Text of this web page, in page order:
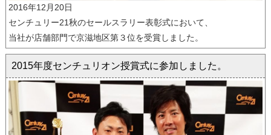
2016年12月20日
センチュリー21秋のセールスラリー表彰式において、
当社が店舗部門で京滋地区第３位を受賞しました。
2015年度センチュリオン授賞式に参加しました。